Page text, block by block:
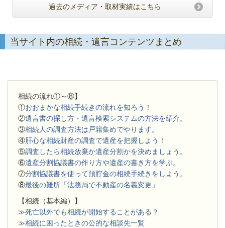
過去のメディア・取材実績はこちら
当サイト内の相続・遺言コンテンツまとめ
相続の流れ①～⑧】
①おおまかな相続手続きの流れを知ろう！
②遺言書の探し方・遺言検索システムの方法を紹介。
③相続人の調査方法は戸籍集めでやります。
④肝心な相続財産の調査で遺産を把握しよう！
⑤調査したら相続放棄か遺産分割かを決めましょう。
⑥遺産分割協議書の作り方や遺産の書き方を学ぶ。
⑦分割協議書を使って預貯金の相続手続きをしよう。
⑧最後の難所「法務局で不動産の名義変更」
【相続（基本編）】
≫死亡以外でも相続が開始することがある？
≫相続に困ったときの公的な相談先一覧